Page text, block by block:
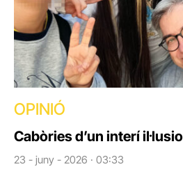
OPINIÓ
Cabòries d’un interí
23 - juny - 2026 · 03:33